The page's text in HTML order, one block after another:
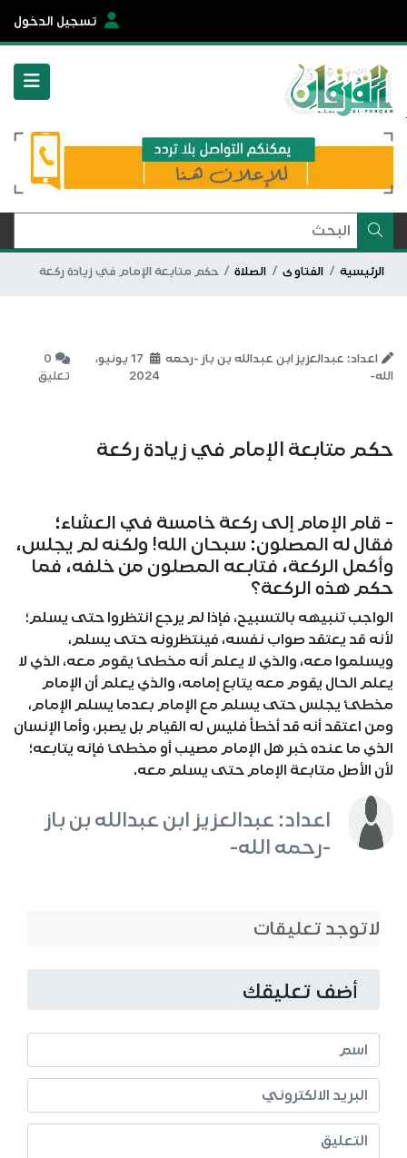
تسجيل الدخول
الرئيسية الفتاوى الصلاة حكم متابعة الإمام في زيادة ركعة
اعداد: عبدالعزيز ابن عبدالله بن باز -رحمه
الله-
17 يونيو،
2024
0
تعليق
حكم متابعة الإمام في زيادة ركعة
- قام الإمام إلى ركعة خامسة في العشاء؛
فقال له المصلون: سبحان الله! ولكنه لم يجلس،
وأكمل الركعة، فتابعه المصلون من خلفه، فما
حكم هذه الركعة؟
الواجب تنبيهه بالتسبيح، فإذا لم يرجع انتظروا حتى يسلم؛
لأنه قد يعتقد صواب نفسه، فينتظرونه حتى يسلم،
ويسلموا معه، والذي لا يعلم أنه مخطئ يقوم معه، الذي لا
يعلم الحال يقوم معه يتابع إمامه، والذي يعلم أن الإمام
مخطئ يجلس حتى يسلم مع الإمام بعدما يسلم الإمام،
ومن اعتقد أنه قد أخطأ فليس له القيام بل يصبر، وأما الإنسان
الذي ما عنده خبر هل الإمام مصيب أو مخطئ فإنه يتابعه؛
لأن الأصل متابعة الإمام حتى يسلم معه.
اعداد: عبدالعزيز ابن عبدالله بن باز
-رحمه الله-
لاتوجد تعليقات
أضف تعليقك